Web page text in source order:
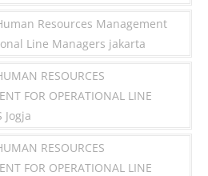
Resources Management
Line Managers jakarta
RESOURCES
FOR OPERATIONAL LINE
Jogja
RESOURCES
FOR OPERATIONAL LINE